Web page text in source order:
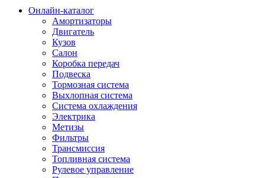
Онлайн-каталог
Амортизаторы
Двигатель
Кузов
Салон
Коробка передач
Подвеска
Тормозная система
Выхлопная система
Система охлаждения
Электрика
Метизы
Фильтры
Трансмиссия
Топливная система
Рулевое управление